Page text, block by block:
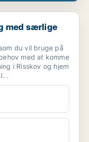
behov til...
med særlige
du vil bruge på
med at komme
i Risskov og hjem
.